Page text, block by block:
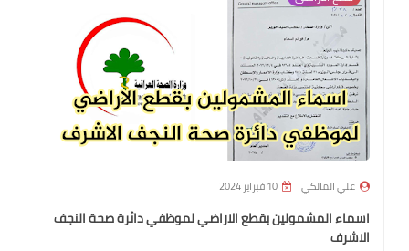
علي المالكي 10 فبراير 2024
اسماء المشمولين بقطع الاراضي لموظفي دائرة صحة النجف
الاشرف